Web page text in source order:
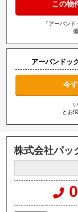
この物
『アーバン
アーバンド
今
とお
株式会社パッ